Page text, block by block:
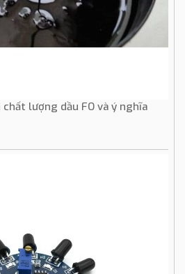
chất lượng dầu FO và ý nghĩa